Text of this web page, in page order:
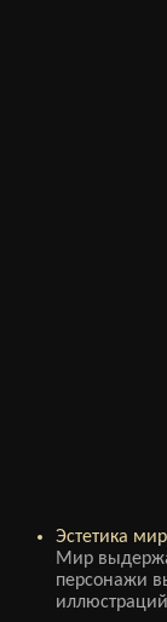
Эстетика
Мир
персонажи